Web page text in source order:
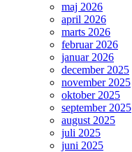
maj 2026
april 2026
marts 2026
februar 2026
januar 2026
december 2025
november 2025
oktober 2025
september 2025
august 2025
juli 2025
juni 2025